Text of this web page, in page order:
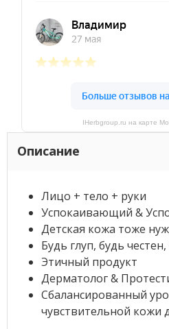
IHerbgroup.ru на карте
Описание
Лицо + тело + руки
Успокаивающий &
Детская кожа тоже
Будь глуп, будь
Этичный продукт
Дерматолог &
Сбалансированный
чувствительной кожи